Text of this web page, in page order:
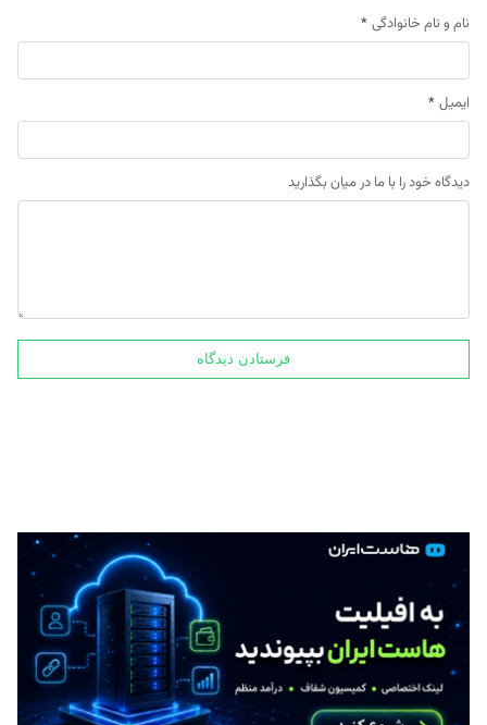
نام و نام خانوادگی *
ایمیل *
دیدگاه خود را با ما در میان بگذارید